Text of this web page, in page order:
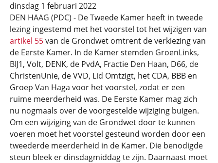
dinsdag 1 februari 2022
DEN HAAG (PDC) - De Tweede Kamer heeft in tweede
lezing ingestemd met het voorstel tot het wijzigen van
artikel 55van de Grondwet omtrent de verkiezing van
de Eerste Kamer. In de Kamer stemden GroenLinks,
BIJ1, Volt, DENK, de PvdA, Fractie Den Haan, D66, de
ChristenUnie, de VVD, Lid Omtzigt, het CDA, BBB en
Groep Van Haga voor het voorstel, zodat er een
ruime meerderheid was. De Eerste Kamer mag zich
nu nogmaals over de voorgestelde wijziging buigen.
Om een wijziging van de Grondwet door te kunnen
voeren moet het voorstel gesteund worden door een
tweederde meerderheid in de Kamer. Die benodigde
steun bleek er dinsdagmiddag te zijn. Daarnaast moet